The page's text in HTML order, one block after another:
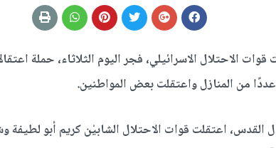
الاحتلال الاسرائيلي، فجر اليوم الثلاثاء، حملة
من المنازل واعتقلت بعض المواطنين.
القدس، اعتقلت قوات الاحتلال الشابيْن كريم أبو